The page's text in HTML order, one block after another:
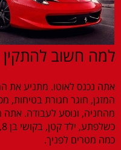
למה חשוב להתקין
אתה נכנס לאוטו. מתניע את
המזגן, חוגר חגורת בטיחות,
מהחניה, ונוסע לעבודה.
כמה מטרים לפניך.